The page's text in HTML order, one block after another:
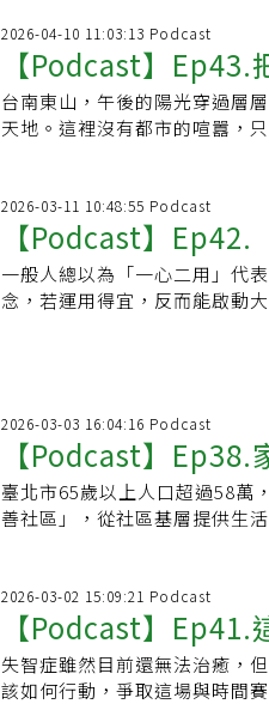
2026-04-10 11:03:13 Podcast
【Podcast】
莊 失智母親成為最
台南東山，午後的陽光穿過層
天地。這裡沒有都市的喧囂，
2026-03-11 10:48:55 Podcast
【Podcast】
家：掌握「體智能
一般人總以為「一心二用」代
念，若運用得宜，反而能啟動
2026-03-03 16:04:16 Podcast
【Podcast】
防護網，幫你打造
臺北市65歲以上人口超過58萬
善社區」，從社區基層提供生
2026-03-02 15:09:21 Podcast
【Podcast】
師的日常活動安排
失智症雖然目前還無法治癒，
該如何行動，爭取這場與時間